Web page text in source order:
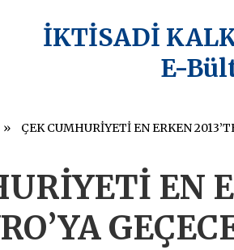
İKTİSADİ
E-
EN